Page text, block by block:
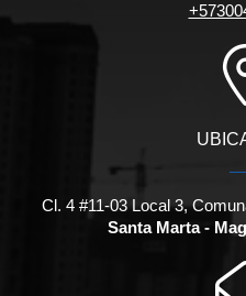
Cl. 4 #11-03 Local 3,
Santa Marta -